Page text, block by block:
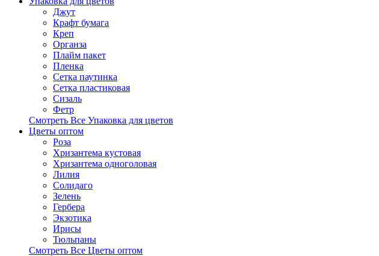
Джут
Крафт бумага
Креп
Органза
Плайм пакет
Пленка
Сетка паутинка
Сетка пластиковая
Сизаль
Фетр
Смотреть Все Упаковка для цветов
Цветы оптом
Роза
Хризантема кустовая
Хризантема одноголовая
Лилия
Солидаго
Зелень
Гербера
Экзотика
Ирисы
Тюльпаны
Смотреть Все Цветы оптом